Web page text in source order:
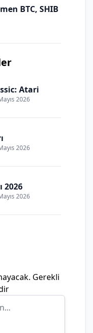
BTC, SHIB
Atari
2026
2026
2026
2026
Gerekli